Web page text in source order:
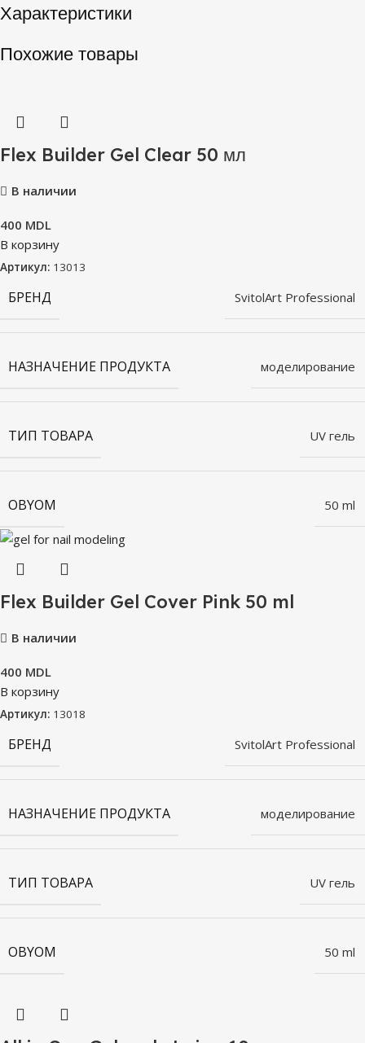
Характеристики
Похожие товары
Flex Builder Gel Clear 50 мл
В наличии
400 MDL
В корзину
Артикул: 13013
БРЕНД SvitolArt Professional
НАЗНАЧЕНИЕ ПРОДУКТА моделирование
ТИП ТОВАРА UV гель
OBYOM 50 ml
Flex Builder Gel Cover Pink 50 ml
В наличии
400 MDL
В корзину
Артикул: 13018
БРЕНД SvitolArt Professional
НАЗНАЧЕНИЕ ПРОДУКТА моделирование
ТИП ТОВАРА UV гель
OBYOM 50 ml